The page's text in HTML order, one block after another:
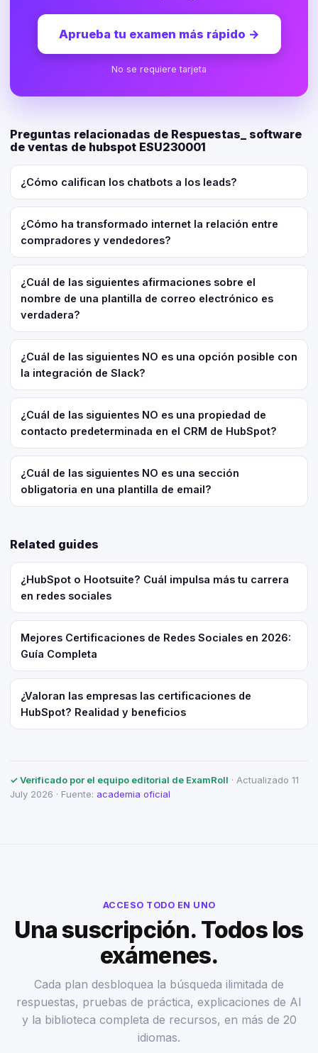
Aprueba tu examen más rápido →
No se requiere tarjeta
Preguntas relacionadas de Respuestas_ software
de ventas de hubspot ESU230001
¿Cómo califican los chatbots a los leads?
¿Cómo ha transformado internet la relación entre
compradores y vendedores?
¿Cuál de las siguientes afirmaciones sobre el
nombre de una plantilla de correo electrónico es
verdadera?
¿Cuál de las siguientes NO es una opción posible con
la integración de Slack?
¿Cuál de las siguientes NO es una propiedad de
contacto predeterminada en el CRM de HubSpot?
¿Cuál de las siguientes NO es una sección
obligatoria en una plantilla de email?
Related guides
¿HubSpot o Hootsuite? Cuál impulsa más tu carrera
en redes sociales
Mejores Certificaciones de Redes Sociales en 2026:
Guía Completa
¿Valoran las empresas las certificaciones de
HubSpot? Realidad y beneficios
✓ Verificado por el equipo editorial de ExamRoll · Actualizado 11
July 2026 · Fuente: academia oficial
ACCESO TODO EN UNO
Una suscripción. Todos los
exámenes.
Cada plan desbloquea la búsqueda ilimitada de
respuestas, pruebas de práctica, explicaciones de AI
y la biblioteca completa de recursos, en más de 20
idiomas.